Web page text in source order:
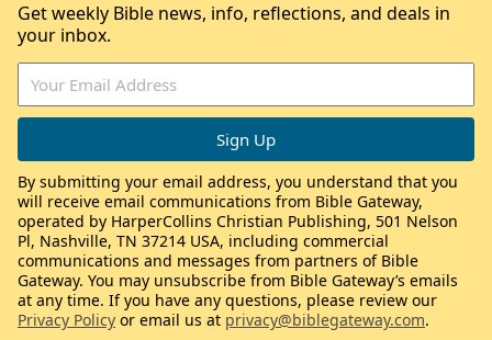
Get weekly Bible news, info, reflections, and deals in
your inbox.
By submitting your email address, you understand that you
will receive email communications from Bible Gateway,
operated by HarperCollins Christian Publishing, 501 Nelson
Pl, Nashville, TN 37214 USA, including commercial
communications and messages from partners of Bible
Gateway. You may unsubscribe from Bible Gateway’s emails
at any time. If you have any questions, please review our
Privacy Policy or email us at privacy@biblegateway.com.